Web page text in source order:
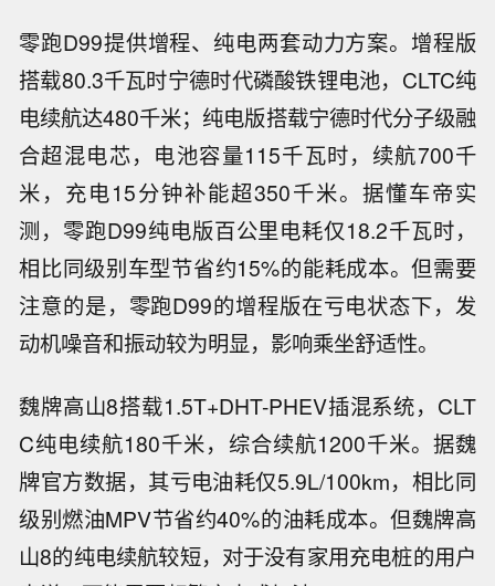
零跑D99提供增程、纯电两套动力方案。增程版
搭载80.3千瓦时宁德时代磷酸铁锂电池，CLTC纯
电续航达480千米；纯电版搭载宁德时代分子级融
合超混电芯，电池容量115千瓦时，续航700千
米，充电15分钟补能超350千米。据懂车帝实
测，零跑D99纯电版百公里电耗仅18.2千瓦时，
相比同级别车型节省约15%的能耗成本。但需要
注意的是，零跑D99的增程版在亏电状态下，发
动机噪音和振动较为明显，影响乘坐舒适性。
魏牌高山8搭载1.5T+DHT-PHEV插混系统，CLT
C纯电续航180千米，综合续航1200千米。据魏
牌官方数据，其亏电油耗仅5.9L/100km，相比同
级别燃油MPV节省约40%的油耗成本。但魏牌高
山8的纯电续航较短，对于没有家用充电桩的用户